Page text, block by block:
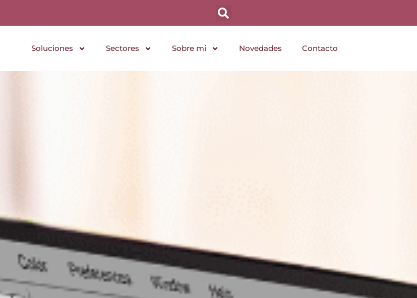
Soluciones Sectores Sobre mi Novedades Contacto